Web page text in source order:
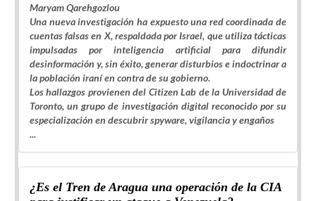
Maryam Qarehgozlou
Una nueva investigación ha expuesto una red coordinada de
cuentas falsas en X, respaldada por Israel, que utiliza tácticas
impulsadas por inteligencia artificial para difundir
desinformación y, sin éxito, generar disturbios e indoctrinar a
la población iraní en contra de su gobierno.
Los hallazgos provienen del Citizen Lab de la Universidad de
Toronto, un grupo de investigación digital reconocido por su
especialización en descubrir spyware, vigilancia y engaños
...
¿Es el Tren de Aragua una operación de la CIA